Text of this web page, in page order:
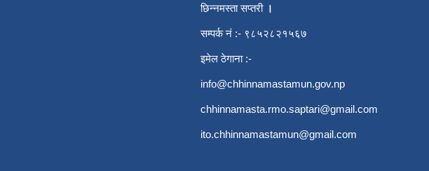
छिन्नमस्ता सप्तरी ।
सम्पर्क नं :- ९८५२८२१५६७
इमेल ठेगाना :-
info@chhinnamastamun.gov.np
chhinnamasta.rmo.saptari@gmail.com
ito.chhinnamastamun@gmail.com